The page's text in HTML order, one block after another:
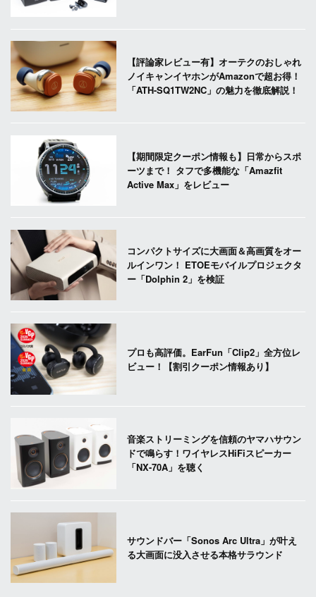
【評論家レビュー有】オーテクのおしゃれ
ノイキャンイヤホンがAmazonで超お得！
「ATH-SQ1TW2NC」の魅力を徹底解説！
【期間限定クーポン情報も】日常からスポ
ーツまで！ タフで多機能な「Amazfit
Active Max」をレビュー
コンパクトサイズに大画面＆高画質をオー
ルインワン！ ETOEモバイルプロジェクタ
ー「Dolphin 2」を検証
プロも高評価。EarFun「Clip2」全方位レ
ビュー！【割引クーポン情報あり】
音楽ストリーミングを信頼のヤマハサウン
ドで鳴らす！ワイヤレスHiFiスピーカー
「NX-70A」を聴く
サウンドバー「Sonos Arc Ultra」が叶え
る大画面に没入させる本格サラウンド